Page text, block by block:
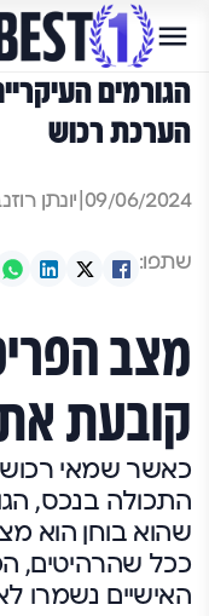
הגורמים
הערכת רכוש
09/06/2024 יונתן
שתפו:
מצב
קובעת
כאשר שמאי רכוש
התכולה בנכס,
שהוא בוחן הוא
ככל שהרהיטים,
האישיים נשמרו